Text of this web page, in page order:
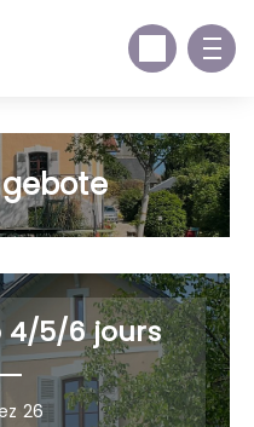
5/6 jours
26